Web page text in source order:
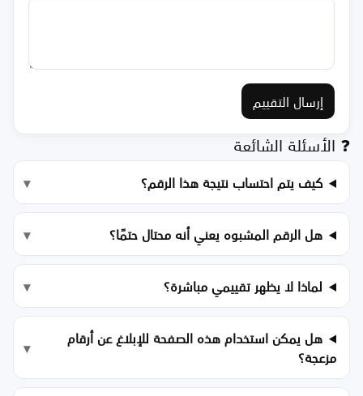
إرسال التقييم
❓ الأسئلة الشائعة
كيف يتم احتساب نتيجة هذا الرقم؟
هل الرقم المشبوه يعني أنه محتال حتمًا؟
لماذا لا يظهر تقييمي مباشرة؟
هل يمكن استخدام هذه الصفحة للإبلاغ عن أرقام
مزعجة؟